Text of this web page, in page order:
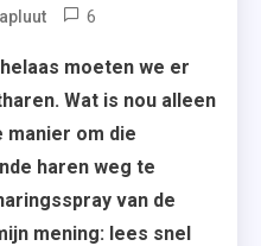
6
moeten we er
Wat is nou alleen
om die
haren weg te
van de
mening: lees snel